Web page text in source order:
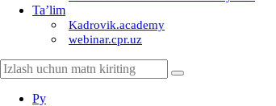
Ta’lim
Kadrovik.academy
webinar.cpr.uz
Ру